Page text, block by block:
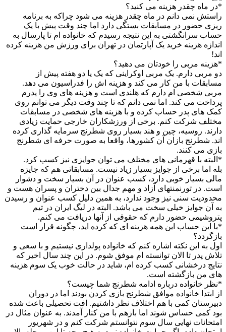
*در ماه چقدر هزینه می کنید؟
راستش نمی دانم در ماه چقدر هزینه می شود چراکه به برنامه
ریزی حضور در مسابقات بستگی دارد اما چند وقت پیش با یک
حساب سرانگشتی به این نتیجه رسیدم که خانواده ام تا پارسال به
اندازه هزینه خرید یک آپارتمان در تهران برای ورزش من هزینه کرده
اند!
*هزینه مربی را خودتان می دهید؟
دو مربی دارم. یک مربی اوکراینی که یک یا دو هفته پیش از
مسابقات با من کار می کند و هزینه اش را فدراسیون می دهد.
مربی شخصی ام دارم که هلندی است و هزینه های وی را پدرم
پرداخت می کند. اما نمی دانم که تا چند وقت دیگر می توانم روی
کمک های پدر حساب کرده و با هزینه های شخصی در مسابقات
مختلف شرکت کنم. برخی از ورزشکاران خارجی حمایت زیادی
دارند. روسیه، چین و هند بسیار روی شطرنج سرمایه گذاری کرده
اند. شطرنج بازان آن کشورها، واقعا به صورت حرفه ای شطرنج
بازی می کنند.
*البته با قهرمانی های مختلف می توان جوایزی نیز کسب کرد.
بله اما برخی از جوایز بسیار زیاد نیست. مسابقاتی هم که جایزه
مالی بسیار خوبی دارد، کسب عنوان در آن بسیار سخت و دشوار
است. در تورنمنتهای آزاد و مهم جدال بین دختران و پسران هست و
محدودیت سنی نیز وجود ندارد، به همین دلیل کسب عنوان و رسیدن
به آن جوایز خیلی سخت می باشد. البته در لیگ ایران در تیم
پتروشیمی حضور دارم که حقوقی از آنها دریافت می کنم.
*با این حساب این همه هزینه ای که کرده اید، چگونه قرار است
بازگردد؟
اول به این نکته اشاره کنم که خانواده پولداری نیستیم و با سعی و
تلاش پدر تا الان توانسته ام موفق شوم. در این چند سال اخیر که
نتایج درخشانی کسب کرده ام، شاید در حالت خوب یک سوم هزینه
های من بازگشته است.
*نظر خانواده درباره ادامه شطرنج شما چیست؟
از ابتدا خانواده موافق شطرنج بازی کردن بودند اما در دوران
دبیرستان کمی با هم اختلاف نظر داشتیم. افت تحصیلی باعث شده
بود کمی حساس شوند اما بازهم با من کنار آمدند. به عنوان مثال در
امتحانات نهایی سال سوم نتوانستم شرکت کنم و در شهریور